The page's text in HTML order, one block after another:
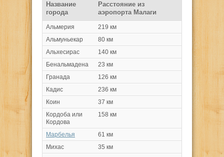
Название
города
Расстояние из
аэропорта Малаги
Альмерия
219 км
Альмуньекар
80 км
Альхесирас
140 км
Бенальмадена
23 км
Гранада
126 км
Кадис
236 км
Коин
37 км
Кордоба или
Кордова
158 км
Марбелья
61 км
Михас
35 км